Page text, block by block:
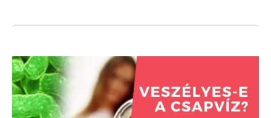
Veszélyes-
e
a